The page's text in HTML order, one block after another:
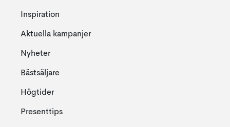
Inspiration
Aktuella kampanjer
Nyheter
Bästsäljare
Högtider
Presenttips